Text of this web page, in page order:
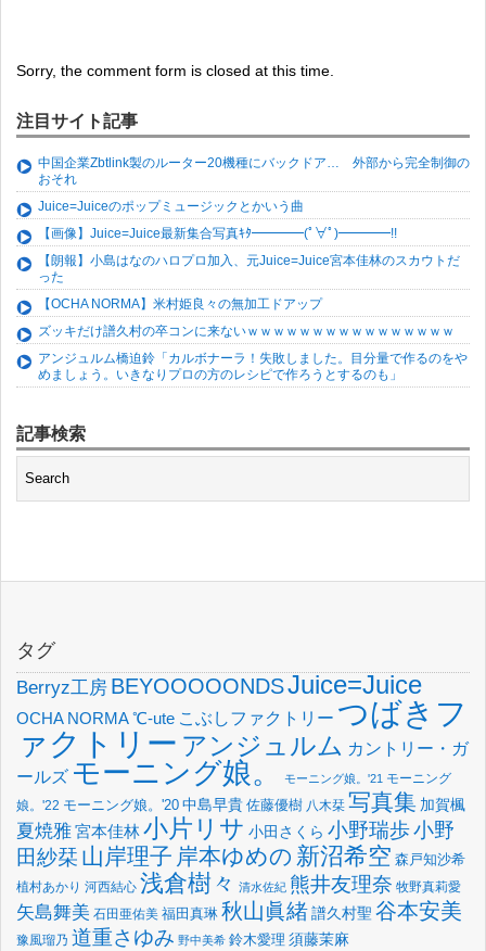
Sorry, the comment form is closed at this time.
注目サイト記事
中国企業Zbtlink製のルーター20機種にバックドア… 外部から完全制御の
おそれ
Juice=Juiceのポップミュージックとかいう曲
【画像】Juice=Juice最新集合写真ｷﾀ━━━━(ﾟ∀ﾟ)━━━━!!
【朗報】小島はなのハロプロ加入、元Juice=Juice宮本佳林のスカウトだ
った
【OCHA NORMA】米村姫良々の無加工ドアップ
ズッキだけ譜久村の卒コンに来ないｗｗｗｗｗｗｗｗｗｗｗｗｗｗｗｗ
アンジュルム橋迫鈴「カルボナーラ！失敗しました。目分量で作るのをや
めましょう。いきなりプロの方のレシピで作ろうとするのも」
記事検索
タグ
Berryz工房 BEYOOOOONDSJuice=Juice
OCHA NORMA℃-ute こぶしファクトリー つばきフ
ァクトリー アンジュルム カントリー・ガ
ールズ モーニング娘。 モーニング娘。'21 モーニング
娘。'22 モーニング娘。'20 中島早貴 佐藤優樹 八木栞 写真集 加賀楓
夏焼雅宮本佳林小片リサ 小田さくら 小野瑞歩小野
田紗栞 山岸理子 岸本ゆめの 新沼希空 森戸知沙希
植村あかり 河西結心 浅倉樹々 清水佐紀 熊井友理奈 牧野真莉愛
矢島舞美 石田亜佑美 福田真琳 秋山眞緒譜久村聖 谷本安美
豫風瑠乃 道重さゆみ 野中美希 鈴木愛理 須藤茉麻